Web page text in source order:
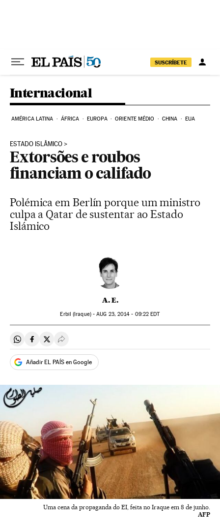
SUSCRÍBETE
Internacional
AMÉRICA LATINA ÁFRICA EUROPA ORIENTE MÉDIO CHINA EUA
ESTADO ISLÂMICO
Extorsões e roubos
financiam o califado
Polémica em Berlín porque um ministro
culpa a Qatar de sustentar ao Estado
Islámico
A. E.
Erbil (Iraque) -AUG 23, 2014 - 09:22 EDT
Compartir en Whatsapp
Compartir en Facebook
Compartir en Twitter
Desplegar Redes Sociales
Añadir EL PAÍS en Google
Uma cena da propaganda do EI, feita no Iraque em 8 de junho.
AFP